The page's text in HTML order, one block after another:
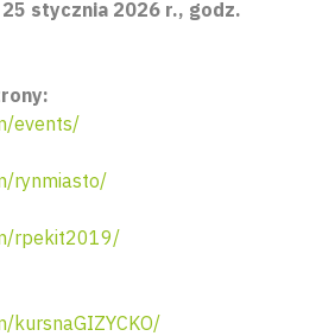
stycznia 2026 r., godz.
events/
rynmiasto/
rpekit2019/
kursnaGIZYCKO/